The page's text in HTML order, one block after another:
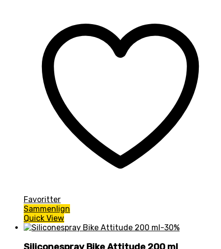
Favoritter
Sammenlign
Quick View
-30%
Siliconespray Bike Attitude 200 ml